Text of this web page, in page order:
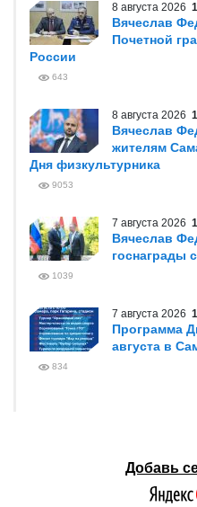
8 августа 2026
Вячеслав
Почетной
России
643
8 августа 2026
Вячеслав
жителям
Дня физкультурника
9053
7 августа 2026
Вячеслав
госнаграды
1039
7 августа 2026
Программа
августа в
834
Добавь